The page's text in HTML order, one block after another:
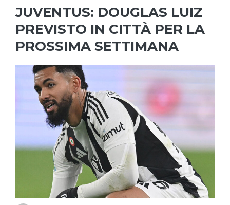
JUVENTUS: DOUGLAS LUIZ
PREVISTO IN CITTÀ PER LA
PROSSIMA SETTIMANA